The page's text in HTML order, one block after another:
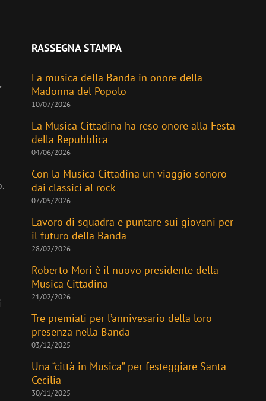
RASSEGNA STAMPA
La musica della Banda in onore della
Madonna del Popolo
10/07/2026
La Musica Cittadina ha reso onore alla Festa
della Repubblica
04/06/2026
Con la Musica Cittadina un viaggio sonoro
dai classici al rock
07/05/2026
Lavoro di squadra e puntare sui giovani per
il futuro della Banda
28/02/2026
Roberto Mori è il nuovo presidente della
Musica Cittadina
21/02/2026
Tre premiati per l’annivesario della loro
presenza nella Banda
03/12/2025
Una “città in Musica” per festeggiare Santa
Cecilia
30/11/2025